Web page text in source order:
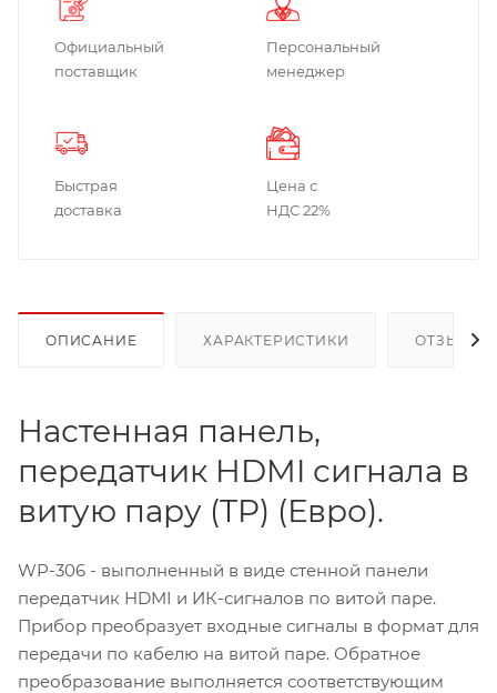
Официальный
поставщик
Персональный
менеджер
Быстрая
доставка
Цена с
НДС 22%
ОПИСАНИЕ ХАРАКТЕРИСТИКИ ОТЗЫВЫ
Настенная панель,
передатчик HDMI сигнала в
витую пару (TP) (Евро).
WP-306 - выполненный в виде стенной панели
передатчик HDMI и ИК-сигналов по витой паре.
Прибор преобразует входные сигналы в формат для
передачи по кабелю на витой паре. Обратное
преобразование выполняется соответствующим